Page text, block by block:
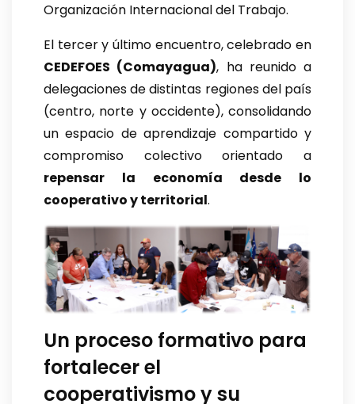
Organización Internacional del Trabajo.
El tercer y último encuentro, celebrado en
CEDEFOES (Comayagua), ha reunido a
delegaciones de distintas regiones del país
(centro, norte y occidente), consolidando
un espacio de aprendizaje compartido y
compromiso colectivo orientado a
repensar la economía desde lo
cooperativo y territorial.
Un proceso formativo para
fortalecer el
cooperativismo y su